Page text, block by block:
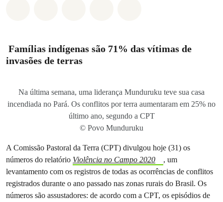
Famílias indígenas são 71% das vítimas de
invasões de terras
Na última semana, uma liderança Munduruku teve sua casa
incendiada no Pará. Os conflitos por terra aumentaram em 25% no
último ano, segundo a CPT
© Povo Munduruku
A Comissão Pastoral da Terra (CPT) divulgou hoje (31) os
números do relatório Violência no Campo 2020
, um
levantamento com os registros de todas as ocorrências de conflitos
registrados durante o ano passado nas zonas rurais do Brasil. Os
números são assustadores: de acordo com a CPT, os episódios de